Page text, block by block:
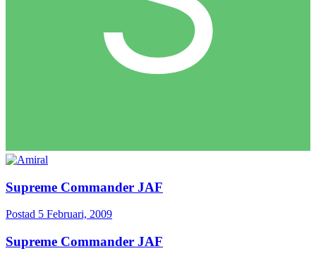
Supreme Commander JAF
Postad 5 Februari, 2009
Supreme Commander JAF